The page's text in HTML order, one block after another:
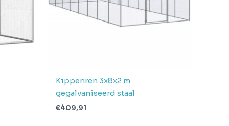
Kippenren 3x8x2 m
gegalvaniseerd staal
€409,91